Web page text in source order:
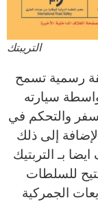
التريبتك
رسمية تسمح
سيارته
والتحكم في
إلى ذلك
بـ التربتيك
للسلطات